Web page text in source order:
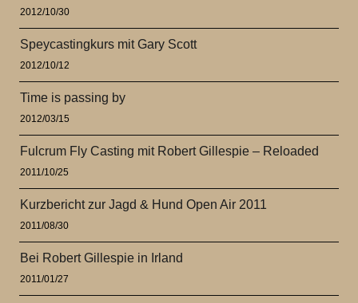
2012/10/30
Speycastingkurs mit Gary Scott
2012/10/12
Time is passing by
2012/03/15
Fulcrum Fly Casting mit Robert Gillespie – Reloaded
2011/10/25
Kurzbericht zur Jagd & Hund Open Air 2011
2011/08/30
Bei Robert Gillespie in Irland
2011/01/27